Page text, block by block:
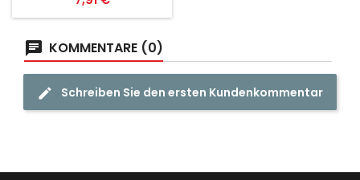
KOMMENTARE (0)
Schreiben Sie den ersten Kundenkommentar